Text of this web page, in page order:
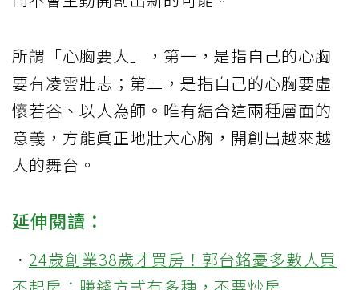
所謂「心胸要大」，第一，是指自己的心胸
要有凌雲壯志；第二，是指自己的心胸要虛
懷若谷、以人為師。唯有結合這兩種層面的
意義，方能眞正地壯大心胸，開創出越來越
大的舞台。
延伸閱讀：
． 24歲創業38歲才買房！郭台銘憂多數人買